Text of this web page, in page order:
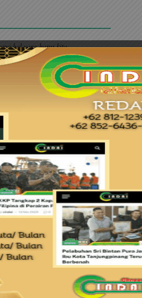
hal yang harus kita
sudah ada, harusnya diberikan
Kepala PSDKP Batam), nelayan-
extrim (buruk) saya rasa harus
dari Kementerian